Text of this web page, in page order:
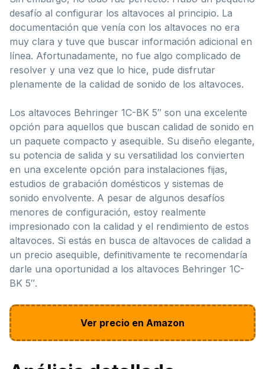
desafío al configurar los altavoces al principio. La
documentación que venía con los altavoces no era
muy clara y tuve que buscar información adicional en
línea. Afortunadamente, no fue algo complicado de
resolver y una vez que lo hice, pude disfrutar
plenamente de la calidad de sonido de los altavoces.
Los altavoces Behringer 1C-BK 5″ son una excelente
opción para aquellos que buscan calidad de sonido en
un paquete compacto y asequible. Su diseño elegante,
su potencia de salida y su versatilidad los convierten
en una excelente opción para instalaciones fijas,
estudios de grabación domésticos y sistemas de
sonido envolvente. A pesar de algunos desafíos
menores de configuración, estoy realmente
impresionado con la calidad y el rendimiento de estos
altavoces. Si estás en busca de altavoces de calidad a
un precio asequible, definitivamente te recomendaría
darle una oportunidad a los altavoces Behringer 1C-
BK 5″.
Ver precio en Amazon